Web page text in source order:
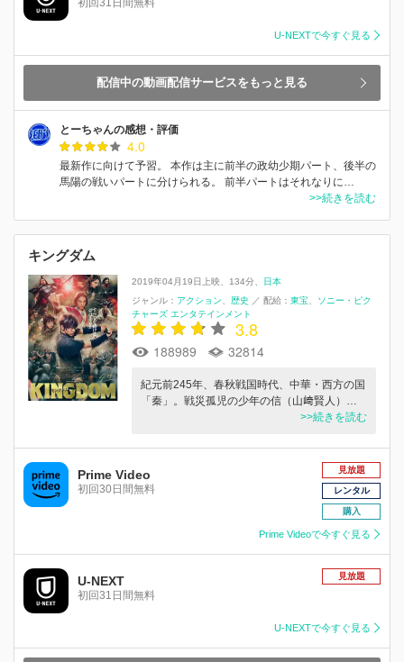
U-NEXTで今すぐ見る
配信中の動画配信サービスをもっと見る
とーちゃんの感想・評価
4.0
最新作に向けて予習。 本作は主に前半の政幼少期パート、後半の
馬陽の戦いパートに分けられる。 前半パートはそれなりに…
>>続きを読む
キングダム
2019年04月19日上映 134分
日本
ジャンル： アクション 歴史 ／ 配給： 東宝
ソニー・ピク
チャーズ エンタテインメント
3.8
188989 32814
紀元前245年、春秋戦国時代、中華・西方の国
「秦」。戦災孤児の少年の信（山﨑賢人）…
>>続きを読む
Prime Video
初回30日間無料
見放題
レンタル
購入
Prime Videoで今すぐ見る
U-NEXT
初回31日間無料
見放題
U-NEXTで今すぐ見る